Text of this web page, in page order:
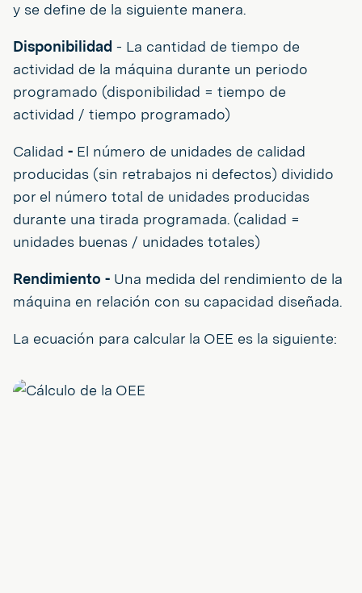
y se define de la siguiente manera.
Disponibilidad - La cantidad de tiempo de
actividad de la máquina durante un periodo
programado (disponibilidad = tiempo de
actividad / tiempo programado)
Calidad - El número de unidades de calidad
producidas (sin retrabajos ni defectos) dividido
por el número total de unidades producidas
durante una tirada programada. (calidad =
unidades buenas / unidades totales)
Rendimiento - Una medida del rendimiento de la
máquina en relación con su capacidad diseñada.
La ecuación para calcular la OEE es la siguiente: